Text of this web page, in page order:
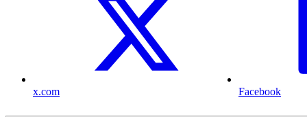
x.com Facebook